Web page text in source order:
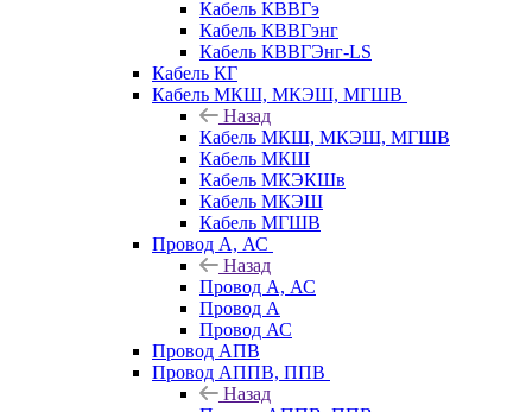
Кабель КВВГэ
Кабель КВВГэнг
Кабель КВВГЭнг-LS
Кабель КГ
Кабель МКШ, МКЭШ, МГШВ
Назад
Кабель МКШ, МКЭШ, МГШВ
Кабель МКШ
Кабель МКЭКШв
Кабель МКЭШ
Кабель МГШВ
Провод А, АС
Назад
Провод А, АС
Провод А
Провод АС
Провод АПВ
Провод АППВ, ППВ
Назад